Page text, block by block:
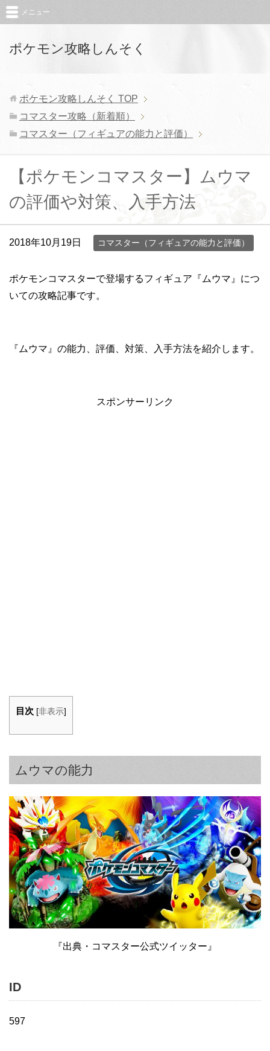
ポケモン攻略しんそく
メニュー
ポケモン攻略しんそく TOP
コマスター攻略（新着順）
コマスター（フィギュアの能力と評価）
【ポケモンコマスター】ムウマ
の評価や対策、入手方法
2018年10月19日 コマスター（フィギュアの能力と評価）
ポケモンコマスターで登場するフィギュア『ムウマ』につ
いての攻略記事です。
『ムウマ』の能力、評価、対策、入手方法を紹介します。
スポンサーリンク
目次 [非表示]
ムウマの能力
『出典・コマスター公式ツイッター』
ID
597